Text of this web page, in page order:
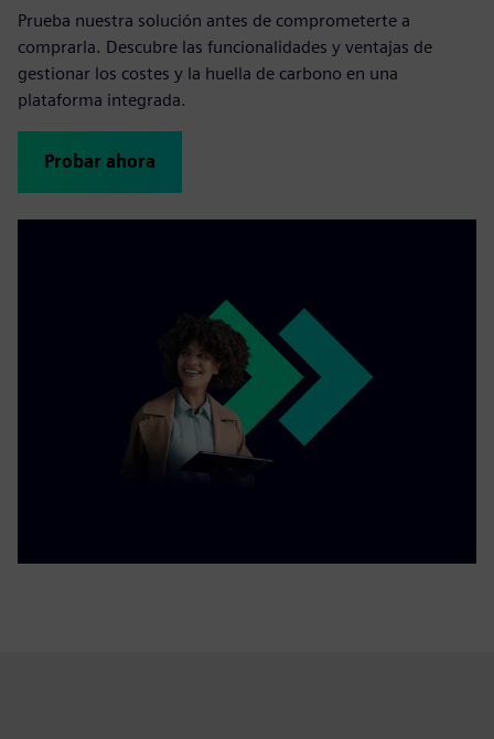
Prueba nuestra solución antes de comprometerte a
comprarla. Descubre las funcionalidades y ventajas de
gestionar los costes y la huella de carbono en una
plataforma integrada.
Probar ahora